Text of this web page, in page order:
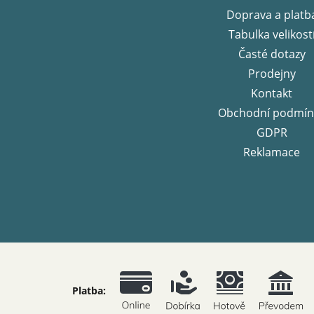
Doprava a
Tabulka
Časté dotazy
Prodejny
Kontakt
Obchodní
GDPR
Reklamace
Platba: